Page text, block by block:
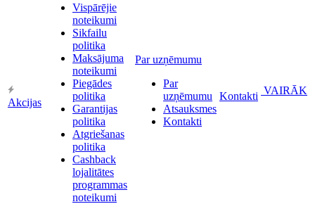
Akcijas
Vispārējie
noteikumi
Sikfailu
politika
Maksājuma
noteikumi
Piegādes
politika
Garantijas
politika
Atgriešanas
politika
Cashback
lojalitātes
programmas
noteikumi
Par uzņēmumu
Par
uzņēmumu
Atsauksmes
Kontakti
Kontakti VAIRĀK